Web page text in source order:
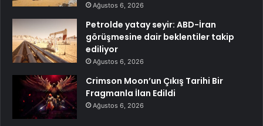
Ağustos 6, 2026
Petrolde yatay seyir: ABD-İran
görüşmesine dair beklentiler takip
ediliyor
Ağustos 6, 2026
Crimson Moon’un Çıkış Tarihi Bir
Fragmanla İlan Edildi
Ağustos 6, 2026